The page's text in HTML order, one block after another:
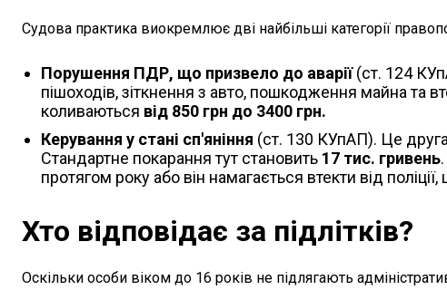
Судова практика виокремлює дві найбільші категорії
Порушення ПДР, що призвело до аварії(ст. 124
пішоходів, зіткнення з авто, пошкодження майна та
коливаються від 850 грн до 3400 грн.
Керування у стані сп'яніння (ст. 130 КУпАП). Це
Стандартне покарання тут становить 17 тис. гривень
протягом року або він намагається втекти від
Хто відповідає за підлітків?
Оскільки особи віком до 16 років не підлягають